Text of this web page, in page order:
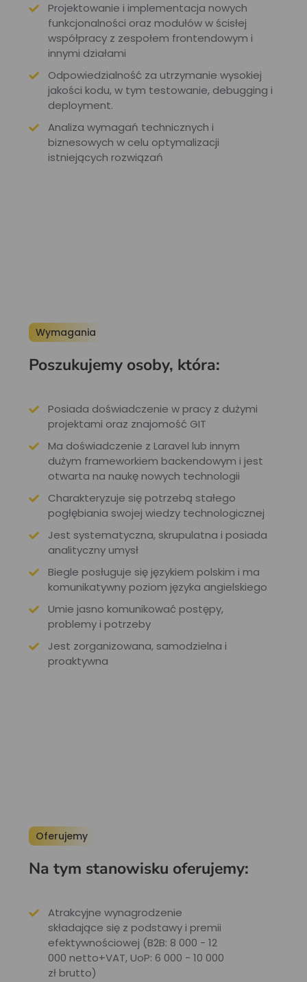
Projektowanie i implementacja nowych
funkcjonalności oraz modułów w ścisłej
współpracy z zespołem frontendowym i
innymi działami
Odpowiedzialność za utrzymanie wysokiej
jakości kodu, w tym testowanie, debugging i
deployment.
Analiza wymagań technicznych i
biznesowych w celu optymalizacji
istniejących rozwiązań
Wymagania
Poszukujemy osoby, która:
Posiada doświadczenie w pracy z dużymi
projektami oraz znajomość GIT
Ma doświadczenie z Laravel lub innym
dużym frameworkiem backendowym i jest
otwarta na naukę nowych technologii
Charakteryzuje się potrzebą stałego
pogłębiania swojej wiedzy technologicznej
Jest systematyczna, skrupulatna i posiada
analityczny umysł
Biegle posługuje się językiem polskim i ma
komunikatywny poziom języka angielskiego
Umie jasno komunikować postępy,
problemy i potrzeby
Jest zorganizowana, samodzielna i
proaktywna
Oferujemy
Na tym stanowisku oferujemy:
Atrakcyjne wynagrodzenie
składające się z podstawy i premii
efektywnościowej (B2B: 8 000 - 12
000 netto+VAT, UoP: 6 000 - 10 000
zł brutto)